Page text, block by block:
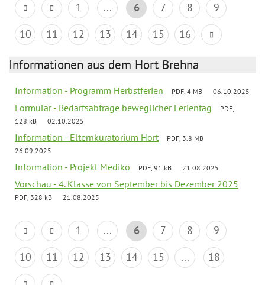
1 ... 6 7 8
9
10
11 12 13 14 15 16
Informationen aus dem Hort Brehna
Information - Programm Herbstferien PDF, 4 MB 06.10.2025
Formular - Bedarfsabfrage beweglicher Ferientag
PDF,
128 kB
02.10.2025
Information - Elternkuratorium Hort
PDF, 3.8 MB
26.09.2025
Information - Projekt Mediko PDF, 91 kB 21.08.2025
Vorschau - 4. Klasse von September bis Dezember 2025
PDF, 328 kB 21.08.2025
1 ... 6 7 8
9
10
11 12 13 14 15 ... 18